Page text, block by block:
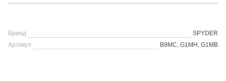
Бренд
SPYDER
Артикул
B9MC, G1MH, G1MB